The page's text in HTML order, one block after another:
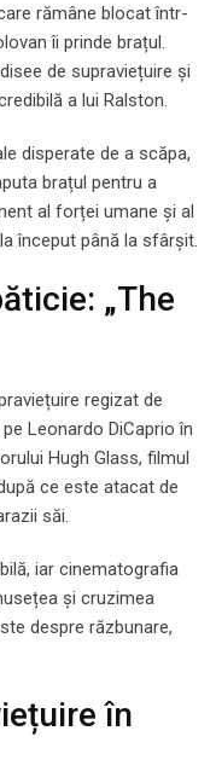
rămâne blocat într-
îi prinde brațul.
de supraviețuire și
a lui Ralston.
disperate de a scăpa,
brațul pentru a
al forței umane și al
început până la sfârșit.
„The
regizat de
Leonardo DiCaprio în
Hugh Glass, filmul
ce este atacat de
săi.
iar cinematografia
și cruzimea
despre răzbunare,
în